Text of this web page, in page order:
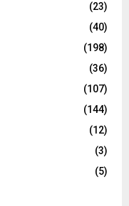
(23)
(40)
(198)
(36)
(107)
(144)
(12)
(3)
(5)